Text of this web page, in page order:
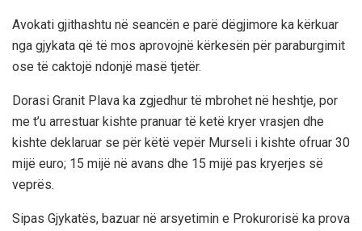
Avokati gjithashtu në seancën e parë dëgjimore ka kërkuar
nga gjykata që të mos aprovojnë kërkesën për paraburgimit
ose të caktojë ndonjë masë tjetër.
Dorasi Granit Plava ka zgjedhur të mbrohet në heshtje, por
me t’u arrestuar kishte pranuar të ketë kryer vrasjen dhe
kishte deklaruar se për këtë vepër Murseli i kishte ofruar 30
mijë euro; 15 mijë në avans dhe 15 mijë pas kryerjes së
veprës.
Sipas Gjykatës, bazuar në arsyetimin e Prokurorisë ka prova